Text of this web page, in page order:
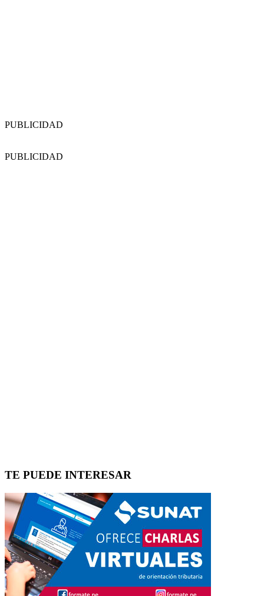
PUBLICIDAD
PUBLICIDAD
TE PUEDE INTERESAR